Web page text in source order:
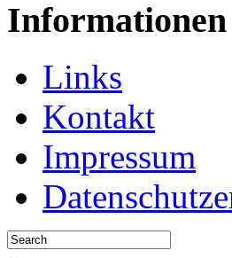
Informationen
Links
Kontakt
Impressum